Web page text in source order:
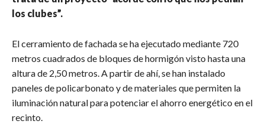
los clubes”.
El cerramiento de fachada se ha ejecutado mediante 720
metros cuadrados de bloques de hormigón visto hasta una
altura de 2,50 metros. A partir de ahí, se han instalado
paneles de policarbonato y de materiales que permiten la
iluminación natural para potenciar el ahorro energético en el
recinto.